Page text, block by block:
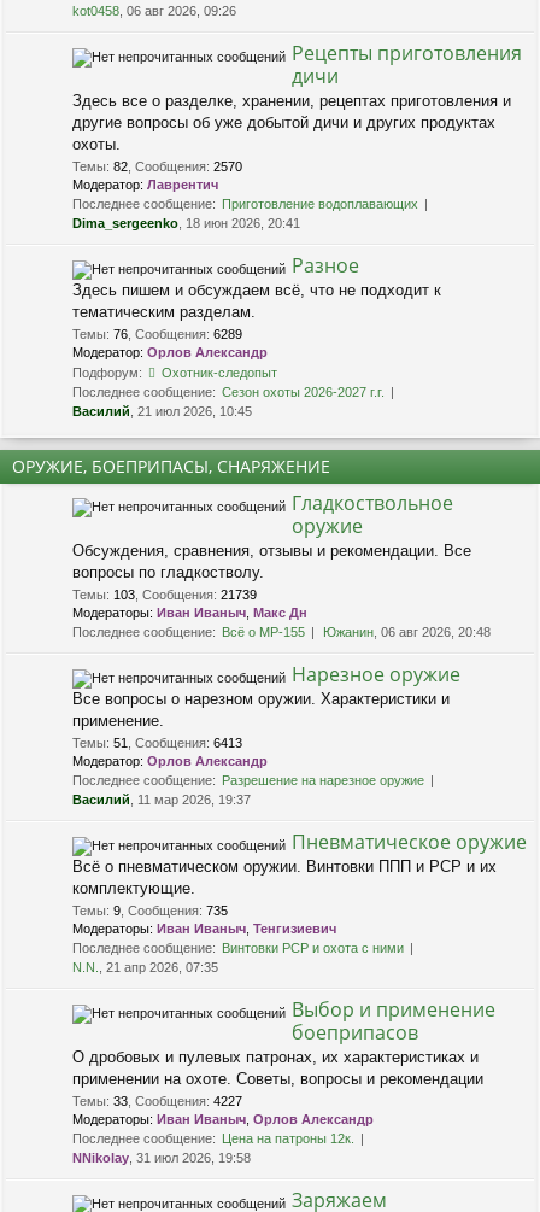
kot0458 , 06 авг 2026, 09:26
Рецепты приготовления
дичи
Здесь все о разделке, хранении, рецептах приготовления и
другие вопросы об уже добытой дичи и других продуктах
охоты.
Темы: 82 Сообщения: 2570
Модератор: Лаврентич
Последнее сообщение: Приготовление водоплавающих
Dima_sergeenko , 18 июн 2026, 20:41
Разное
Здесь пишем и обсуждаем всё, что не подходит к
тематическим разделам.
Темы: 76 Сообщения: 6289
Модератор: Орлов Александр
Подфорум:
Охотник-следопыт
Последнее сообщение: Сезон охоты 2026-2027 г.г.
Василий , 21 июл 2026, 10:45
ОРУЖИЕ, БОЕПРИПАСЫ, СНАРЯЖЕНИЕ
Гладкоствольное
оружие
Обсуждения, сравнения, отзывы и рекомендации. Все
вопросы по гладкостволу.
Темы: 103 Сообщения: 21739
Модераторы: Иван Иваныч Макс Дн
Последнее сообщение: Всё о МР-155 Южанин , 06 авг 2026, 20:48
Нарезное оружие
Все вопросы о нарезном оружии. Характеристики и
применение.
Темы: 51 Сообщения: 6413
Модератор: Орлов Александр
Последнее сообщение: Разрешение на нарезное оружие
Василий , 11 мар 2026, 19:37
Пневматическое оружие
Всё о пневматическом оружии. Винтовки ППП и PCP и их
комплектующие.
Темы: 9 Сообщения: 735
Модераторы: Иван Иваныч Тенгизиевич
Последнее сообщение: Винтовки РСР и охота с ними
N.N.
, 21 апр 2026, 07:35
Выбор и применение
боеприпасов
О дробовых и пулевых патронах, их характеристиках и
применении на охоте. Советы, вопросы и рекомендации
Темы: 33 Сообщения: 4227
Модераторы: Иван Иваныч Орлов Александр
Последнее сообщение: Цена на патроны 12к.
NNikolay , 31 июл 2026, 19:58
Заряжаем